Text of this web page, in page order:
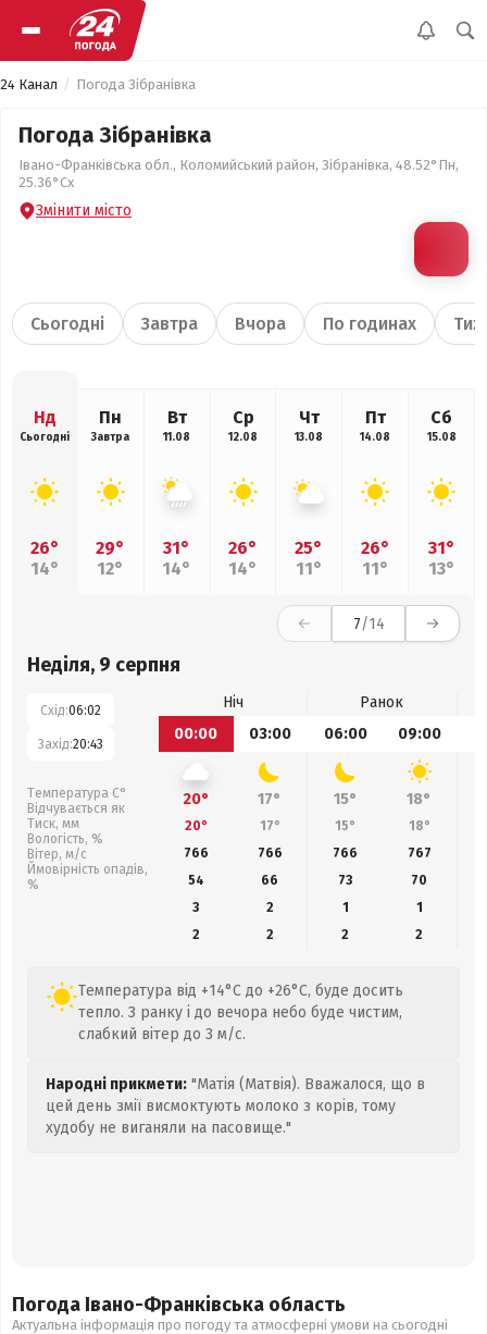
24 Канал Погода Зібранівка
Погода Зібранівка
Івано-Франківська обл., Коломийський район, Зібранівка, 48.52°Пн,
25.36°Сх
Змінити місто
Сьогодні Завтра Вчора По годинах
Нд
Сьогодні
26°
14°
Пн
Завтра
29°
12°
Вт
11.08
31°
14°
Ср
12.08
26°
14°
Чт
13.08
25°
11°
Пт
14.08
26°
11°
Сб
15.08
31°
13°
7/14
Неділя, 9 серпня
Схід:06:02
Захід:20:43
Температура С°
Відчувається як
Тиск, мм
Вологість, %
Вітер, м/с
Ймовірність опадів,
%
Ніч
Ранок
00:00
03:00 06:00 09:00
20° 17° 15° 18°
20° 17° 15° 18°
766
766 766 767
54
66 73 70
3
2 1
1
2
2 2 2
Температура від +14°C до +26°C, буде досить
тепло. З ранку і до вечора небо буде чистим,
слабкий вітер до 3 м/с.
Народні прикмети: "Матія (Матвія). Вважалося, що в
цей день змії висмоктують молоко з корів, тому
худобу не виганяли на пасовище."
Погода Івано-Франківська область
Актуальна інформація про погоду та атмосферні умови на сьогодні